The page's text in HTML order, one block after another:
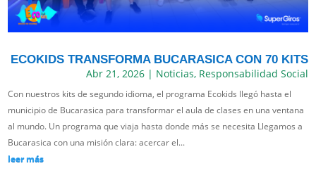
ECOKIDS TRANSFORMA BUCARASICA CON 70 KITS
Abr 21, 2026| Noticias, Responsabilidad Social
Con nuestros kits de segundo idioma, el programa Ecokids llegó hasta el
municipio de Bucarasica para transformar el aula de clases en una ventana
al mundo. Un programa que viaja hasta donde más se necesita Llegamos a
Bucarasica con una misión clara: acercar el...
leer más